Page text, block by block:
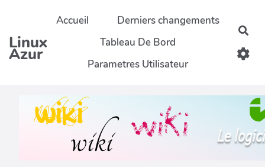
Aller au contenu principal
Linux
Azur
Accueil
Derniers changements
Tableau De Bord
Parametres Utilisateur